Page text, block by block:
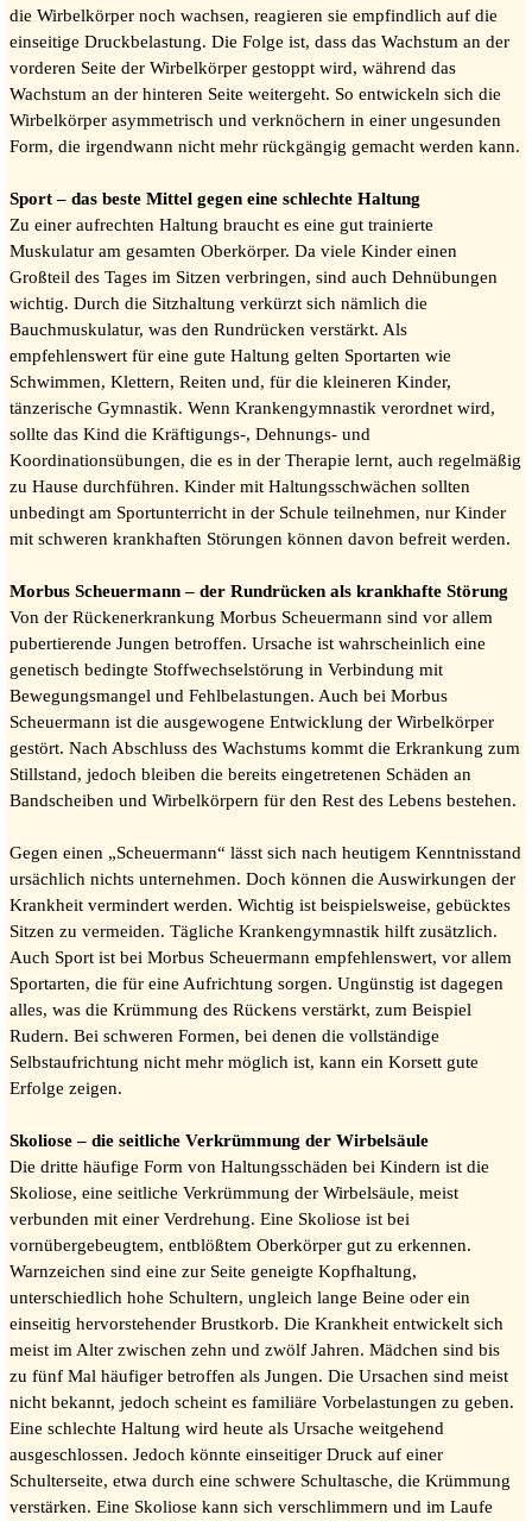
die Wirbelkörper noch wachsen, reagieren sie empfindlich auf die
einseitige Druckbelastung. Die Folge ist, dass das Wachstum an der
vorderen Seite der Wirbelkörper gestoppt wird, während das
Wachstum an der hinteren Seite weitergeht. So entwickeln sich die
Wirbelkörper asymmetrisch und verknöchern in einer ungesunden
Form, die irgendwann nicht mehr rückgängig gemacht werden kann.
Sport – das beste Mittel gegen eine schlechte Haltung
Zu einer aufrechten Haltung braucht es eine gut trainierte
Muskulatur am gesamten Oberkörper. Da viele Kinder einen
Großteil des Tages im Sitzen verbringen, sind auch Dehnübungen
wichtig. Durch die Sitzhaltung verkürzt sich nämlich die
Bauchmuskulatur, was den Rundrücken verstärkt. Als
empfehlenswert für eine gute Haltung gelten Sportarten wie
Schwimmen, Klettern, Reiten und, für die kleineren Kinder,
tänzerische Gymnastik. Wenn Krankengymnastik verordnet wird,
sollte das Kind die Kräftigungs-, Dehnungs- und
Koordinationsübungen, die es in der Therapie lernt, auch regelmäßig
zu Hause durchführen. Kinder mit Haltungsschwächen sollten
unbedingt am Sportunterricht in der Schule teilnehmen, nur Kinder
mit schweren krankhaften Störungen können davon befreit werden.
Morbus Scheuermann – der Rundrücken als krankhafte Störung
Von der Rückenerkrankung Morbus Scheuermann sind vor allem
pubertierende Jungen betroffen. Ursache ist wahrscheinlich eine
genetisch bedingte Stoffwechselstörung in Verbindung mit
Bewegungsmangel und Fehlbelastungen. Auch bei Morbus
Scheuermann ist die ausgewogene Entwicklung der Wirbelkörper
gestört. Nach Abschluss des Wachstums kommt die Erkrankung zum
Stillstand, jedoch bleiben die bereits eingetretenen Schäden an
Bandscheiben und Wirbelkörpern für den Rest des Lebens bestehen.
Gegen einen „Scheuermann“ lässt sich nach heutigem Kenntnisstand
ursächlich nichts unternehmen. Doch können die Auswirkungen der
Krankheit vermindert werden. Wichtig ist beispielsweise, gebücktes
Sitzen zu vermeiden. Tägliche Krankengymnastik hilft zusätzlich.
Auch Sport ist bei Morbus Scheuermann empfehlenswert, vor allem
Sportarten, die für eine Aufrichtung sorgen. Ungünstig ist dagegen
alles, was die Krümmung des Rückens verstärkt, zum Beispiel
Rudern. Bei schweren Formen, bei denen die vollständige
Selbstaufrichtung nicht mehr möglich ist, kann ein Korsett gute
Erfolge zeigen.
Skoliose – die seitliche Verkrümmung der Wirbelsäule
Die dritte häufige Form von Haltungsschäden bei Kindern ist die
Skoliose, eine seitliche Verkrümmung der Wirbelsäule, meist
verbunden mit einer Verdrehung. Eine Skoliose ist bei
vornübergebeugtem, entblößtem Oberkörper gut zu erkennen.
Warnzeichen sind eine zur Seite geneigte Kopfhaltung,
unterschiedlich hohe Schultern, ungleich lange Beine oder ein
einseitig hervorstehender Brustkorb. Die Krankheit entwickelt sich
meist im Alter zwischen zehn und zwölf Jahren. Mädchen sind bis
zu fünf Mal häufiger betroffen als Jungen. Die Ursachen sind meist
nicht bekannt, jedoch scheint es familiäre Vorbelastungen zu geben.
Eine schlechte Haltung wird heute als Ursache weitgehend
ausgeschlossen. Jedoch könnte einseitiger Druck auf einer
Schulterseite, etwa durch eine schwere Schultasche, die Krümmung
verstärken. Eine Skoliose kann sich verschlimmern und im Laufe